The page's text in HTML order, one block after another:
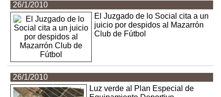
26/1/2010
El Juzgado de lo Social cita a un
juicio por despidos al Mazarrón
Club de Fútbol
26/1/2010
Luz verde al Plan Especial de